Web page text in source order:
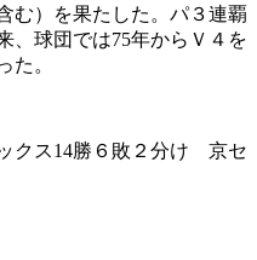
む）を果たした。パ３連覇
、球団では75年からＶ４を
た。
クス14勝６敗２分け 京セ